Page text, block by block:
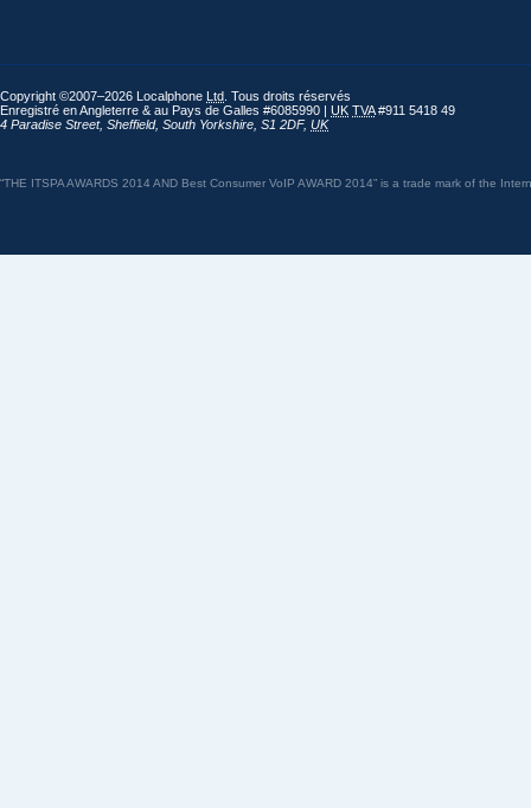
Copyright ©2007–2026 Localphone Ltd . Tous droits réservés
Enregistré en Angleterre & au Pays de Galles #6085990 | UK TVA#911 5418 49
4 Paradise Street, Sheffield, South Yorkshire S1 2DF, UK
“THE ITSPA AWARDS 2014 AND Best Consumer VoIP AWARD 2014” is a trade mark of the